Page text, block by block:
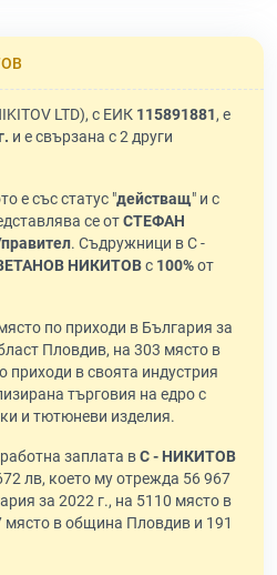
LTD), с ЕИК 115891881, е
и е свързана с 2 други
е със статус "действащ" и с
се отСТЕФАН
. Съдружници в С -
НИКИТОВс 100%от
по приходи в България за
Пловдив, на 303 място в
приходи в своята индустрия
търговия на едро с
и тютюневи изделия.
заплата вС - НИКИТОВ
лв, което му отрежда 56 967
за 2022 г., на 5110 място в
място в община Пловдив и 191